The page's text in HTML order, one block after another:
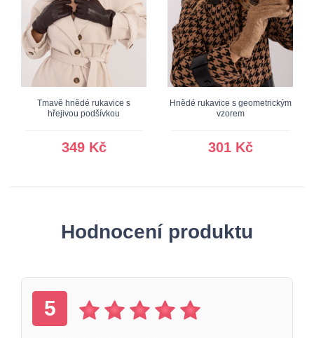
Tmavě hnědé rukavice s
hřejivou podšívkou
349 Kč
Hnědé rukavice s geometrickým
vzorem
301 Kč
Hodnocení produktu
5